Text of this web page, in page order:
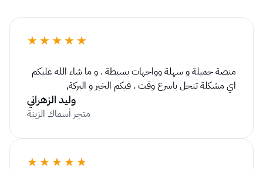
★★★★★
اي مشكلة تنحل باسرع وقت . فيكم الخير و البركة٫
وليد الزهراني
متجر أسماك الزينة
★★★★★